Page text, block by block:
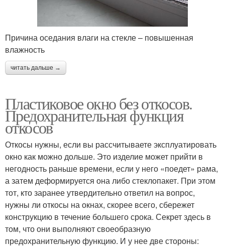
Причина оседания влаги на стекле – повышенная
влажность
читать дальше →
Пластиковое окно без откосов.
Предохранительная функция
откосов
Откосы нужны, если вы рассчитываете эксплуатировать
окно как можно дольше. Это изделие может прийти в
негодность раньше времени, если у него «поедет» рама,
а затем деформируется она либо стеклопакет. При этом
тот, кто заранее утвердительно ответил на вопрос,
нужны ли откосы на окнах, скорее всего, сбережет
конструкцию в течение большего срока. Секрет здесь в
том, что они выполняют своеобразную
предохранительную функцию. И у нее две стороны: